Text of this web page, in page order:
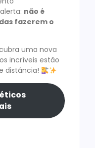
não é
fazerem o
uma nova
incríveis estão
distância!